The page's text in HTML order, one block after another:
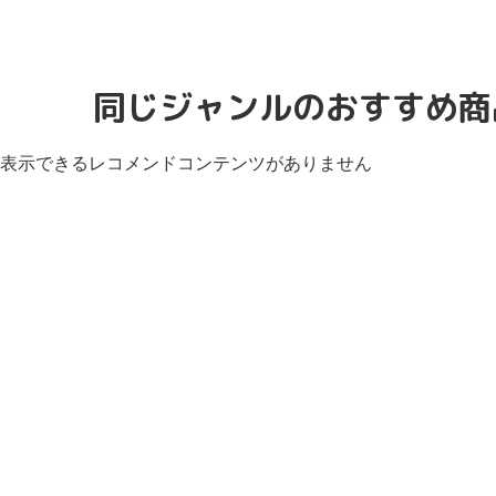
同じジャンルのおすすめ
表示できるレコメンドコンテンツがありません